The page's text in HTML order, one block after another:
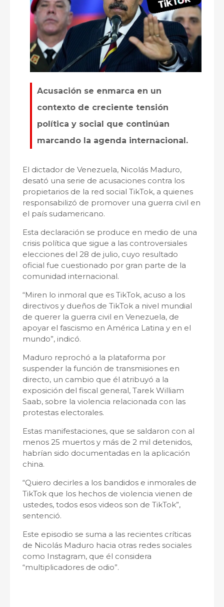
Acusación se enmarca en un
contexto de creciente tensión
política y social que continúan
marcando la agenda internacional.
El dictador de Venezuela, Nicolás Maduro,
desató una serie de acusaciones contra los
propietarios de la red social TikTok, a quienes
responsabilizó de promover una guerra civil en
el país sudamericano.
Esta declaración se produce en medio de una
crisis política que sigue a las controversiales
elecciones del 28 de julio, cuyo resultado
oficial fue cuestionado por gran parte de la
comunidad internacional.
“Miren lo inmoral que es TikTok, acuso a los
directivos y dueños de TikTok a nivel mundial
de querer la guerra civil en Venezuela, de
apoyar el fascismo en América Latina y en el
mundo”, indicó.
Maduro reprochó a la plataforma por
suspender la función de transmisiones en
directo, un cambio que él atribuyó a la
exposición del fiscal general, Tarek William
Saab, sobre la violencia relacionada con las
protestas electorales.
Estas manifestaciones, que se saldaron con al
menos 25 muertos y más de 2 mil detenidos,
habrían sido documentadas en la aplicación
china.
“Quiero decirles a los bandidos e inmorales de
TikTok que los hechos de violencia vienen de
ustedes, todos esos videos son de TikTok”,
sentenció.
Este episodio se suma a las recientes críticas
de Nicolás Maduro hacia otras redes sociales
como Instagram, que él considera
“multiplicadores de odio”.